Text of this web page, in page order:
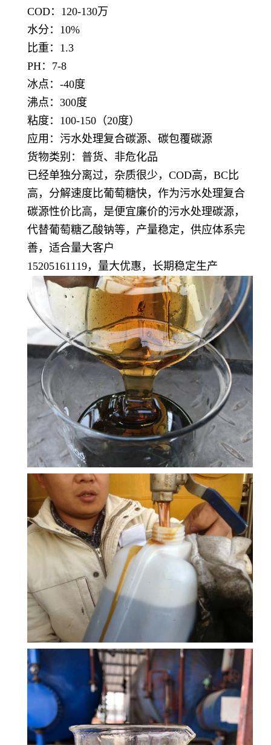
COD：120-130万
水分：10%
比重：1.3
PH：7-8
冰点：-40度
沸点：300度
粘度：100-150（20度）
应用：污水处理复合碳源、碳包覆碳源
货物类别：普货、非危化品
已经单独分离过，杂质很少，COD高，BC比
高，分解速度比葡萄糖快，作为污水处理复合
碳源性价比高，是便宜廉价的污水处理碳源，
代替葡萄糖乙酸钠等，产量稳定，供应体系完
善，适合量大客户
15205161119，量大优惠，长期稳定生产